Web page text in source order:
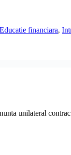
Educatie financiara,
unilateral